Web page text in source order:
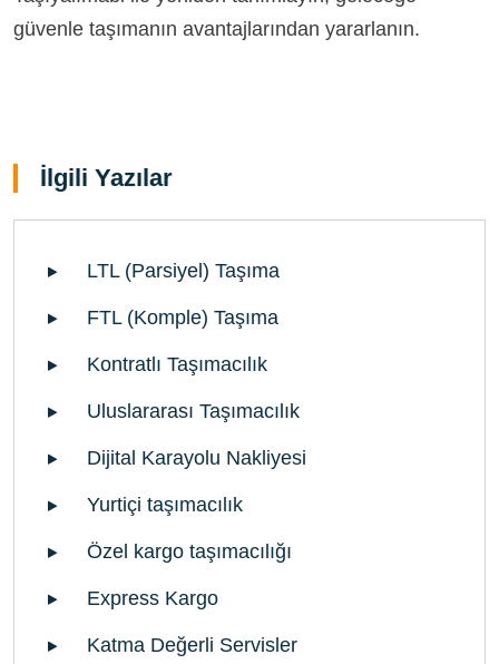
güvenle taşımanın avantajlarından yararlanın.
İlgili Yazılar
LTL (Parsiyel) Taşıma
FTL (Komple) Taşıma
Kontratlı Taşımacılık
Uluslararası Taşımacılık
Dijital Karayolu Nakliyesi
Yurtiçi taşımacılık
Özel kargo taşımacılığı
Express Kargo
Katma Değerli Servisler